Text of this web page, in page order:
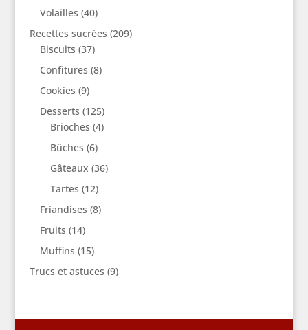
Volailles (40)
Recettes sucrées (209)
Biscuits (37)
Confitures (8)
Cookies (9)
Desserts (125)
Brioches (4)
Bûches (6)
Gâteaux (36)
Tartes (12)
Friandises (8)
Fruits (14)
Muffins (15)
Trucs et astuces (9)